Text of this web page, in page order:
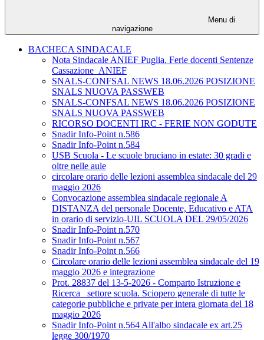
Menu di
navigazione
BACHECA SINDACALE
Nota Sindacale ANIEF Puglia. Ferie docenti Sentenze
Cassazione_ANIEF
SNALS-CONFSAL NEWS 18.06.2026 POSIZIONE
SNALS NUOVA PASSWEB
SNALS-CONFSAL NEWS 18.06.2026 POSIZIONE
SNALS NUOVA PASSWEB
RICORSO DOCENTI IRC - FERIE NON GODUTE
Snadir Info-Point n.586
Snadir Info-Point n.584
USB Scuola - Le scuole bruciano in estate: 30 gradi e
oltre nelle aule
circolare orario delle lezioni assemblea sindacale del 29
maggio 2026
Convocazione assemblea sindacale regionale A
DISTANZA del personale Docente, Educativo e ATA
in orario di servizio-UIL SCUOLA DEL 29/05/2026
Snadir Info-Point n.570
Snadir Info-Point n.567
Snadir Info-Point n.566
Circolare orario delle lezioni assemblea sindacale del 19
maggio 2026 e integrazione
Prot. 28837 del 13-5-2026 - Comparto Istruzione e
Ricerca_ settore scuola. Sciopero generale di tutte le
categorie pubbliche e private per intera giornata del 18
maggio 2026
Snadir Info-Point n.564 All'albo sindacale ex art.25
legge 300/1970